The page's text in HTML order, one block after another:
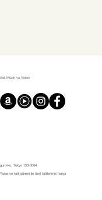
Müzik ve Video
ku, Tokyo 153-0064
ve tatil günleri ile özel tatillerimiz hariç)